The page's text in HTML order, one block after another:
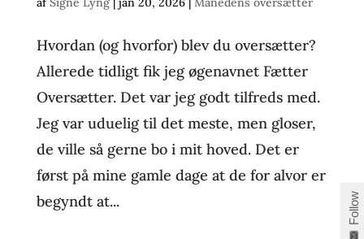
Hvordan (og hvorfor) blev du oversætter?
Allerede tidligt fik jeg øgenavnet Fætter
Oversætter. Det var jeg godt tilfreds med.
Jeg var uduelig til det meste, men gloser,
de ville så gerne bo i mit hoved. Det er
først på mine gamle dage at de for alvor er
begyndt at...
Follow